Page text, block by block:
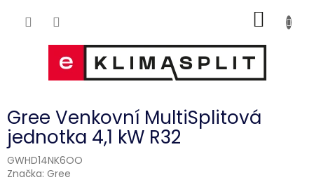
KOŠÍK
Gree Venkovní MultiSplitová
jednotka 4,1 kW R32
GWHD14NK6OO
Značka: Gree